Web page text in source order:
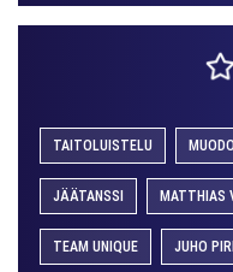
TAITOLUISTELU
JÄÄTANSSI MATTHIAS
TEAM UNIQUE JUHO